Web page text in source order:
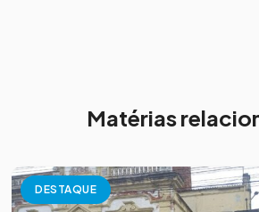
Matérias
DESTAQUE